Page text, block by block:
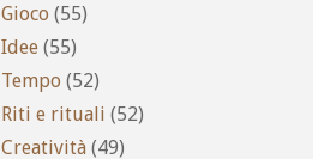
Gioco (55)
Idee (55)
Tempo (52)
Riti e rituali (52)
Creatività (49)